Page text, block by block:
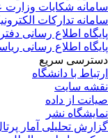
شکایات وزارت
تدارکات
اطلاع رسانی
اطلاع رسانی
سریع
با دانشگاه
سایت
از داده
نشر
تحلیلی آمار پرتال